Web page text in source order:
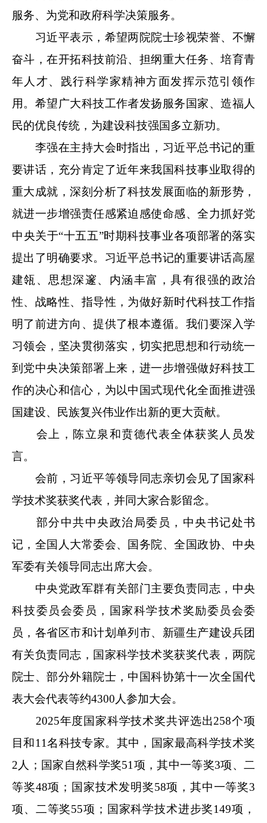
服务、为党和政府科学决策服务。
习近平表示，希望两院院士珍视荣誉、不懈
奋斗，在开拓科技前沿、担纲重大任务、培育青
年人才、践行科学家精神方面发挥示范引领作
用。希望广大科技工作者发扬服务国家、造福人
民的优良传统，为建设科技强国多立新功。
李强在主持大会时指出，习近平总书记的重
要讲话，充分肯定了近年来我国科技事业取得的
重大成就，深刻分析了科技发展面临的新形势，
就进一步增强责任感紧迫感使命感、全力抓好党
中央关于“十五五”时期科技事业各项部署的落实
提出了明确要求。习近平总书记的重要讲话高屋
建瓴、思想深邃、内涵丰富，具有很强的政治
性、战略性、指导性，为做好新时代科技工作指
明了前进方向、提供了根本遵循。我们要深入学
习领会，坚决贯彻落实，切实把思想和行动统一
到党中央决策部署上来，进一步增强做好科技工
作的决心和信心，为以中国式现代化全面推进强
国建设、民族复兴伟业作出新的更大贡献。
会上，陈立泉和贲德代表全体获奖人员发
言。
会前，习近平等领导同志亲切会见了国家科
学技术奖获奖代表，并同大家合影留念。
部分中共中央政治局委员，中央书记处书
记，全国人大常委会、国务院、全国政协、中央
军委有关领导同志出席大会。
中央党政军群有关部门主要负责同志，中央
科技委员会委员，国家科学技术奖励委员会委
员，各省区市和计划单列市、新疆生产建设兵团
有关负责同志，国家科学技术奖获奖代表，两院
院士、部分外籍院士，中国科协第十一次全国代
表大会代表等约4300人参加大会。
2025年度国家科学技术奖共评选出258个项
目和11名科技专家。其中，国家最高科学技术奖
2人；国家自然科学奖51项，其中一等奖3项、二
等奖48项；国家技术发明奖58项，其中一等奖3
项、二等奖55项；国家科学技术进步奖149项，